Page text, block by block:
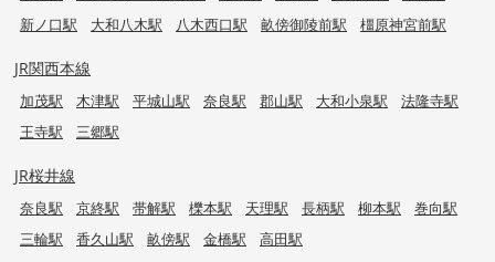
新ノ口駅
大和八木駅 八木西口駅 畝傍御陵前駅 橿原神宮前駅
JR関西本線
加茂駅 木津駅 平城山駅 奈良駅 郡山駅 大和小泉駅
法隆寺駅
王寺駅
三郷駅
JR桜井線
奈良駅 京終駅 帯解駅 櫟本駅 天理駅 長柄駅 柳本駅
巻向駅
三輪駅
香久山駅 畝傍駅 金橋駅 高田駅